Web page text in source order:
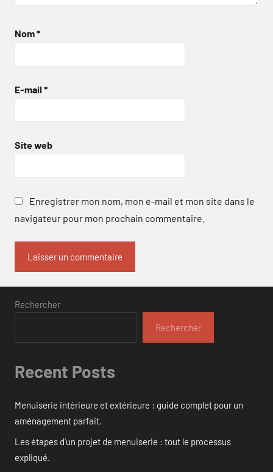
Nom*
E-mail *
Site web
Enregistrer mon nom, mon e-mail et mon site dans le
navigateur pour mon prochain commentaire.
Rechercher
Rechercher
Recent Posts
Menuiserie intérieure et extérieure : guide complet pour un
aménagement parfait.
Les étapes d’un projet de menuiserie : tout le processus
expliqué.